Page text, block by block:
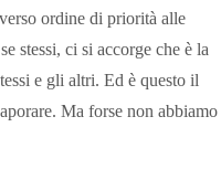
ordine di priorità alle
stessi, ci si accorge che è la
e gli altri. Ed è questo il
Ma forse non abbiamo